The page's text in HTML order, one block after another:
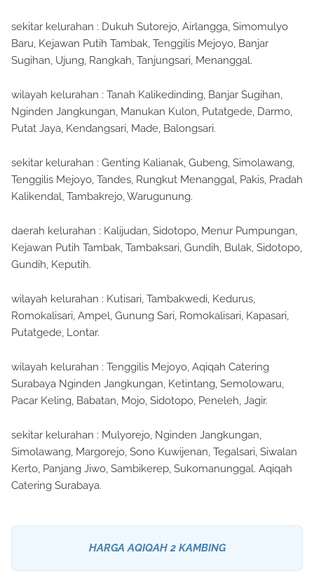
sekitar kelurahan : Dukuh Sutorejo, Airlangga, Simomulyo
Baru, Kejawan Putih Tambak, Tenggilis Mejoyo, Banjar
Sugihan, Ujung, Rangkah, Tanjungsari, Menanggal.
wilayah kelurahan : Tanah Kalikedinding, Banjar Sugihan,
Nginden Jangkungan, Manukan Kulon, Putatgede, Darmo,
Putat Jaya, Kendangsari, Made, Balongsari.
sekitar kelurahan : Genting Kalianak, Gubeng, Simolawang,
Tenggilis Mejoyo, Tandes, Rungkut Menanggal, Pakis, Pradah
Kalikendal, Tambakrejo, Warugunung.
daerah kelurahan : Kalijudan, Sidotopo, Menur Pumpungan,
Kejawan Putih Tambak, Tambaksari, Gundih, Bulak, Sidotopo,
Gundih, Keputih.
wilayah kelurahan : Kutisari, Tambakwedi, Kedurus,
Romokalisari, Ampel, Gunung Sari, Romokalisari, Kapasari,
Putatgede, Lontar.
wilayah kelurahan : Tenggilis Mejoyo, Aqiqah Catering
Surabaya Nginden Jangkungan, Ketintang, Semolowaru,
Pacar Keling, Babatan, Mojo, Sidotopo, Peneleh, Jagir.
sekitar kelurahan : Mulyorejo, Nginden Jangkungan,
Simolawang, Margorejo, Sono Kuwijenan, Tegalsari, Siwalan
Kerto, Panjang Jiwo, Sambikerep, Sukomanunggal. Aqiqah
Catering Surabaya.
HARGA AQIQAH 2 KAMBING